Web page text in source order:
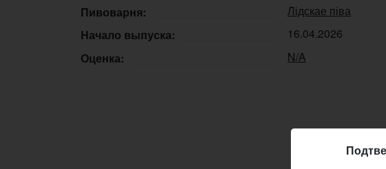
Пивоварня:
Лідскае піва
Начало выпуска:
16.04.2026
Оценка:
N/A